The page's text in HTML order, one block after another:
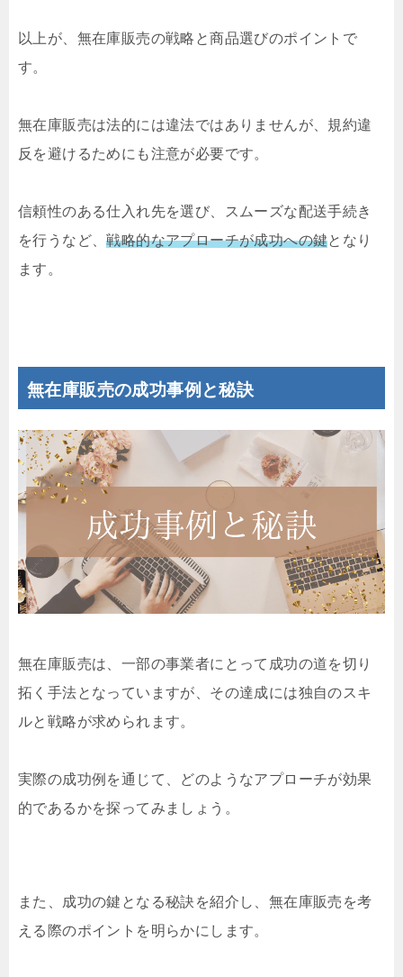
以上が、無在庫販売の戦略と商品選びのポイントで
す。
無在庫販売は法的には違法ではありませんが、規約違
反を避けるためにも注意が必要です。
信頼性のある仕入れ先を選び、スムーズな配送手続き
を行うなど、戦略的なアプローチが成功への鍵となり
ます。
無在庫販売の成功事例と秘訣
無在庫販売は、一部の事業者にとって成功の道を切り
拓く手法となっていますが、その達成には独自のスキ
ルと戦略が求められます。
実際の成功例を通じて、どのようなアプローチが効果
的であるかを探ってみましょう。
また、成功の鍵となる秘訣を紹介し、無在庫販売を考
える際のポイントを明らかにします。